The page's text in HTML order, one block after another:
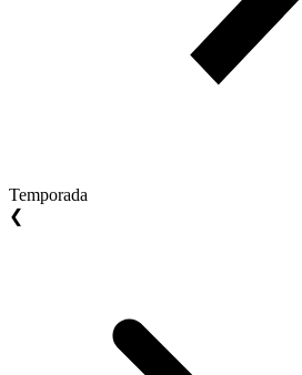
Temporada
❮